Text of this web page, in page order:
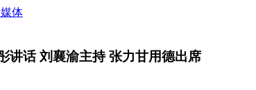
体
讲话 刘襄渝主持 张力甘用德出席